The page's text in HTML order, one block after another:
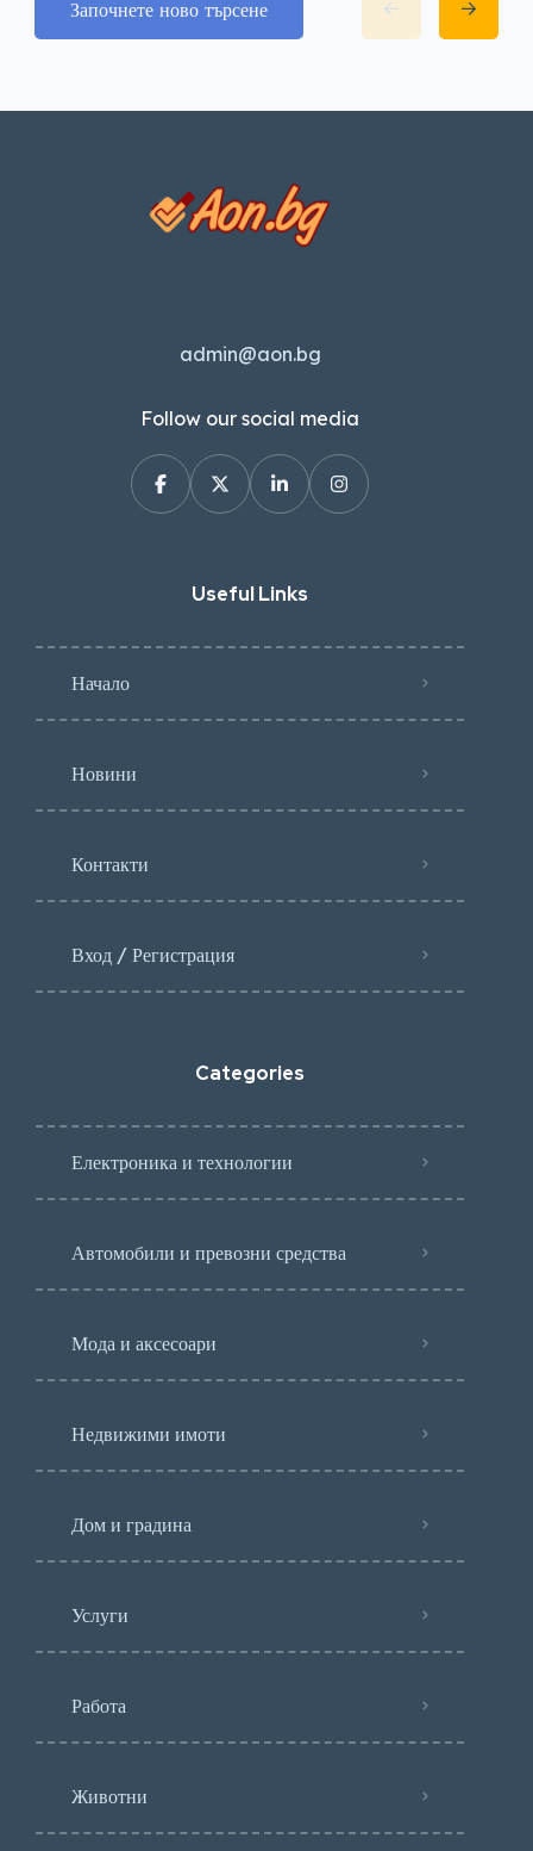
Започнете ново търсене
admin@aon.bg
Follow our social media
Useful Links
Начало
Новини
Контакти
Вход / Регистрация
Categories
Електроника и технологии
Автомобили и превозни средства
Мода и аксесоари
Недвижими имоти
Дом и градина
Услуги
Работа
Животни